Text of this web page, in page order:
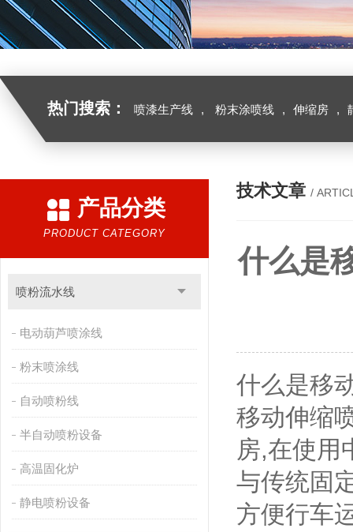
热门搜索： 喷漆生产线 , 粉末涂喷线 , 伸缩房 ,
产品分类
PRODUCT CATEGORY
喷粉流水线
电动葫芦喷涂线
粉末喷涂线
自动喷粉线
半自动喷粉设备
高温固化炉
静电喷粉设备
技术文章 /
什么是
什么是移
移动伸缩
房,在使用
与传统固
方便行车